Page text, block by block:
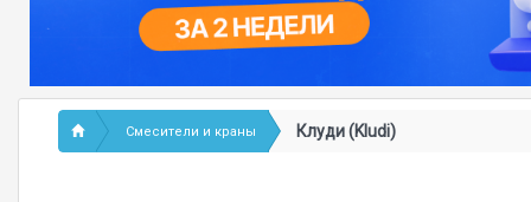
Смесители и краны Клуди (Kludi)